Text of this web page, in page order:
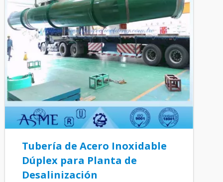
Tubería de Acero Inoxidable
Dúplex para Planta de
Desalinización